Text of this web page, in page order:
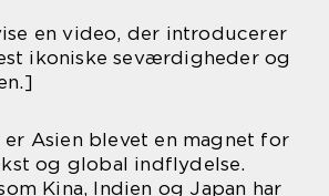
en video, der introducerer
ikoniske seværdigheder og
er Asien blevet en magnet for
og global indflydelse.
Kina, Indien og Japan har